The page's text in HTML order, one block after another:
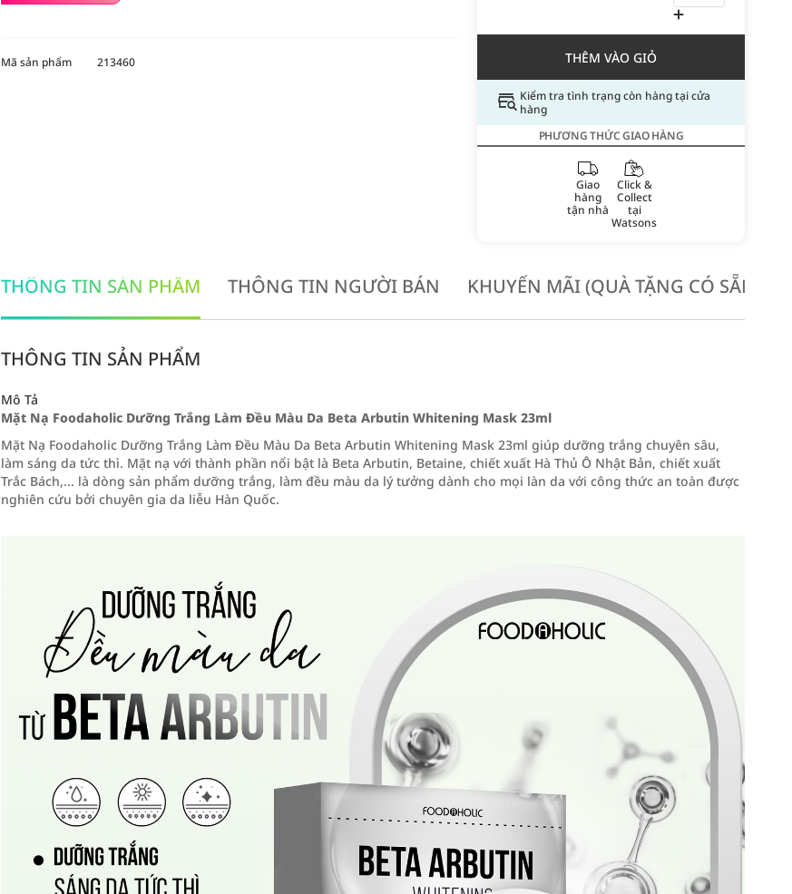
THÊM VÀO GIỎ
Kiểm tra tình trạng còn hàng tại cửa
hàng
PHƯƠNG THỨC GIAO HÀNG
Giao
hàng
tận nhà
Click &
Collect
tại
Watsons
Mã sản phẩm 213460
THÔNG TIN SẢN PHẨM THÔNG TIN NGƯỜI BÁN KHUYẾN MÃI (QUÀ TẶNG CÓ SẴN
THÔNG TIN SẢN PHẨM
Mô Tả
Mặt Nạ Foodaholic Dưỡng Trắng Làm Đều Màu Da Beta Arbutin Whitening Mask 23ml
Mặt Nạ Foodaholic Dưỡng Trắng Làm Đều Màu Da Beta Arbutin Whitening Mask 23ml giúp dưỡng trắng chuyên sâu,
làm sáng da tức thì. Mặt nạ với thành phần nổi bật là Beta Arbutin, Betaine, chiết xuất Hà Thủ Ô Nhật Bản, chiết xuất
Trắc Bách,... là dòng sản phẩm dưỡng trắng, làm đều màu da lý tưởng dành cho mọi làn da với công thức an toàn được
nghiên cứu bởi chuyên gia da liễu Hàn Quốc.